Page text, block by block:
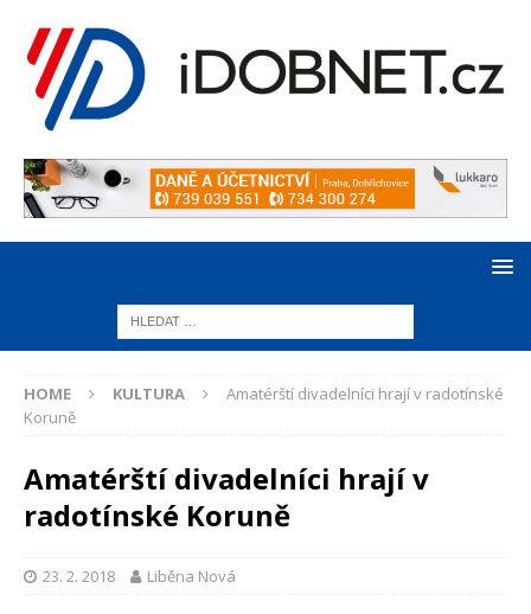
HOME KULTURA
Amatérští divadelníci hrají v radotínské
Koruně
Amatérští divadelníci hrají v
radotínské Koruně
23. 2. 2018 Liběna Nová